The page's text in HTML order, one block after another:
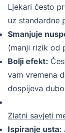
Ljekari često
uz standardne
Smanjuje
(manji rizik od
Bolji efekt:
vam vremena
dospijeva
Zlatni savjeti
Ispiranje usta: